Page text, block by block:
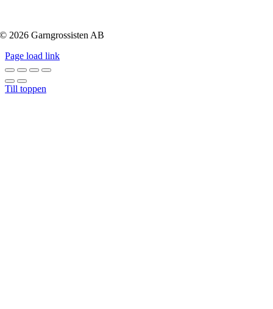
© 2026 Garngrossisten AB
Page load link
Till toppen